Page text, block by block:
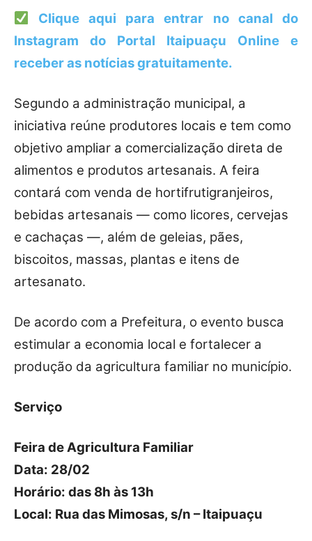
Clique aqui para entrar no canal do
Instagram do Portal Itaipuaçu Online e
receber as notícias gratuitamente.
Segundo a administração municipal, a
iniciativa reúne produtores locais e tem como
objetivo ampliar a comercialização direta de
alimentos e produtos artesanais. A feira
contará com venda de hortifrutigranjeiros,
bebidas artesanais — como licores, cervejas
e cachaças —, além de geleias, pães,
biscoitos, massas, plantas e itens de
artesanato.
De acordo com a Prefeitura, o evento busca
estimular a economia local e fortalecer a
produção da agricultura familiar no município.
Serviço
Feira de Agricultura Familiar
Data: 28/02
Horário: das 8h às 13h
Local: Rua das Mimosas, s/n – Itaipuaçu